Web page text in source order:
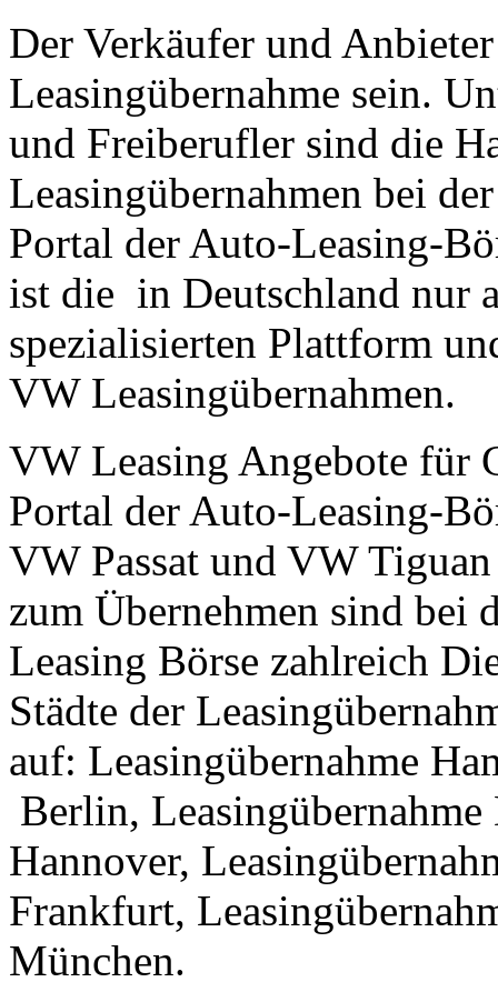
Der Verkäufer und
Leasingübernahme sein.
und Freiberufler sind die
Leasingübernahmen bei
Portal der Auto-Leasing-
ist die in Deutschland nur
spezialisierten Plattform
VW Leasingübernahmen.
VW Leasing Angebote für
Portal der Auto-Leasing-
VW Passat und VW
zum Übernehmen sind bei
Leasing Börse zahlreich
Städte der
auf: Leasingübernahme
Berlin,
Hannover,
Frankfurt,
München.